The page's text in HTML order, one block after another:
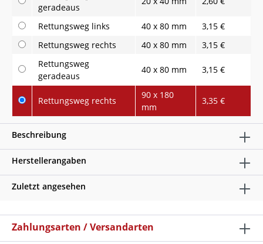
geradeaus
Rettungsweg links 40 x 80 mm
3,15 €
Rettungsweg rechts
40 x 80 mm
3,15 €
Rettungsweg
geradeaus
40 x 80 mm 3,15 €
Rettungsweg rechts
90 x 180
mm
3,35 €
Beschreibung
Herstellerangaben
Zuletzt angesehen
Zahlungsarten / Versandarten